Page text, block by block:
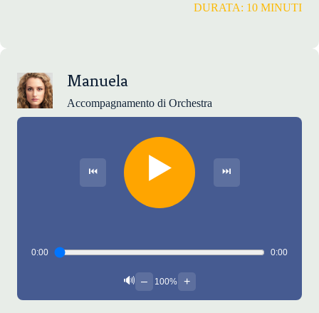
DURATA: 10 MINUTI
Manuela
Accompagnamento di Orchestra
⏮ ▶️ ⏭
0:00 0:00
🔊 – 100% +